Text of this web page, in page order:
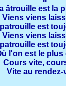
âtrouille est la
Viens viens
patrouille est
Viens viens
patrouille est
l'on est le plus
Cours vite,
Vite au